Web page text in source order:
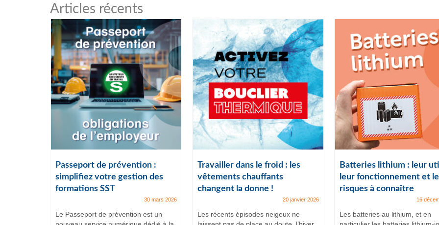
Articles récents
Passeport de prévention :
simplifiez votre gestion des
formations SST
30 mars 2026
Le Passeport de prévention est un
Travailler dans le froid : les
vêtements chauffants
changent la donne !
20 janvier 2026
Les récents épisodes neigeux ne
Batteries lithium : leur
leur fonctionnement et
risques à connaître
16
Les batteries au lithium, et en